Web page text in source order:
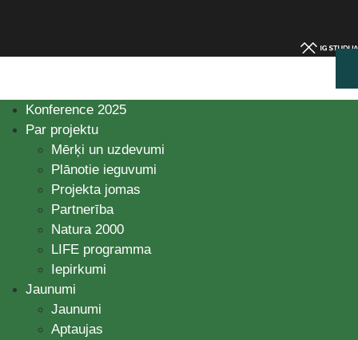
Konference 2025
Par projektu
Mērķi un uzdevumi
Plānotie ieguvumi
Projekta jomas
Partnerība
Natura 2000
LIFE programma
Iepirkumi
Jaunumi
Jaunumi
Aptaujas